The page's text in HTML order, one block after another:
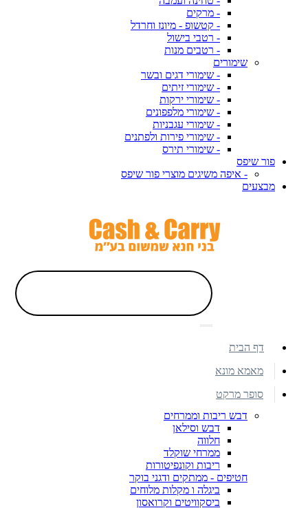
- מרקים
- קטשופ - מיונז וחרדל
- רטבי בישול
- רטבים מנות
שימורים
- שימורי דגים ובשר
- שימורי זיתים
- שימורי ירקות
- שימורי מלפפונים
- שימורי עגבניות
- שימורי פירות ולפתנים
- שימורי תירס
פור שיפס
- איפה משיגים מוצרי פור שיפס
מבצעים
דף הבית
מאמא מונא
סופר מרקט
דבש ריבות וממרחים
דבש וסילאן
חלווה
ממרחי שוקלד
ריבות וקונפיטורות
חטיפים - ממתקים ודגני בוקר
ביגלה ו מקלות מלוחים
ביסקוויטים וקרואסון